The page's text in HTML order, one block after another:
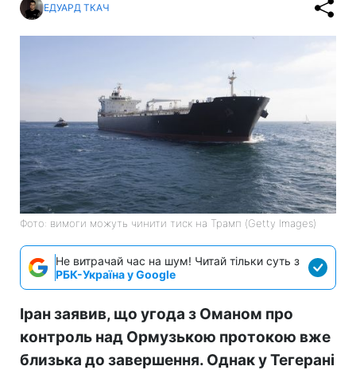
ЕДУАРД ТКАЧ
Фото: вимоги можуть чинити тиск на Трамп (Getty Images)
Не витрачай час на шум! Читай тільки суть з
РБК-Україна у Google
Іран заявив, що угода з Оманом про
контроль над Ормузькою протокою вже
близька до завершення. Однак у Тегерані